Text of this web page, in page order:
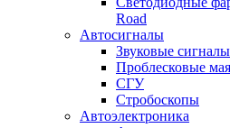
Road
Автосигналы
Звуковые сигналы
Проблесковые
СГУ
Стробоскопы
Автоэлектроника